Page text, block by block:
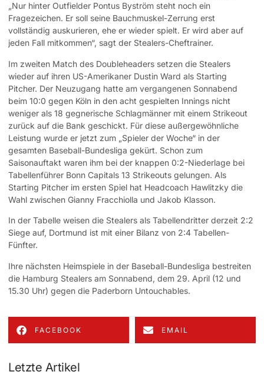
„Nur hinter Outfielder Pontus Byström steht noch ein
Fragezeichen. Er soll seine Bauchmuskel-Zerrung erst
vollständig auskurieren, ehe er wieder spielt. Er wird aber auf
jeden Fall mitkommen“, sagt der Stealers-Cheftrainer.
Im zweiten Match des Doubleheaders setzen die Stealers
wieder auf ihren US-Amerikaner Dustin Ward als Starting
Pitcher. Der Neuzugang hatte am vergangenen Sonnabend
beim 10:0 gegen Köln in den acht gespielten Innings nicht
weniger als 18 gegnerische Schlagmänner mit einem Strikeout
zurück auf die Bank geschickt. Für diese außergewöhnliche
Leistung wurde er jetzt zum „Spieler der Woche“ in der
gesamten Baseball-Bundesliga gekürt. Schon zum
Saisonauftakt waren ihm bei der knappen 0:2-Niederlage bei
Tabellenführer Bonn Capitals 13 Strikeouts gelungen. Als
Starting Pitcher im ersten Spiel hat Headcoach Hawlitzky die
Wahl zwischen Gianny Fracchiolla und Jakob Klasson.
In der Tabelle weisen die Stealers als Tabellendritter derzeit 2:2
Siege auf, Dortmund ist mit einer Bilanz von 2:4 Tabellen-
Fünfter.
Ihre nächsten Heimspiele in der Baseball-Bundesliga bestreiten
die Hamburg Stealers am Sonnabend, dem 29. April (12 und
15.30 Uhr) gegen die Paderborn Untouchables.
FACEBOOK EMAIL
Letzte Artikel